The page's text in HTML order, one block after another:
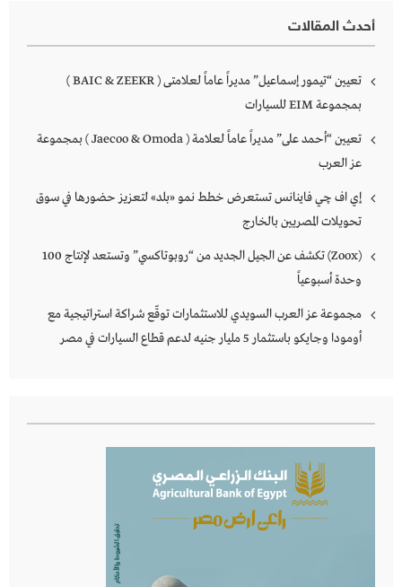
أحدث المقالات
تعيين “تيمور إسماعيل” مديراً عاماً لعلامتى ( BAIC & ZEEKR )
بمجموعة EIM للسيارات
تعيين “أحمد على” مديراً عاماً لعلامة ( Jaecoo & Omoda ) بمجموعة
عز العرب
إي اف چي فاينانس تستعرض خطط نمو «بلد» لتعزيز حضورها في سوق
تحويلات المصريين بالخارج
(Zoox) تكشف عن الجيل الجديد من “روبوتاكسي” وتستعد لإنتاج 100
وحدة أسبوعياً
مجموعة عز العرب السويدي للاستثمارات توقّع شراكة استراتيجية مع
أومودا وجايكو باستثمار 5 مليار جنيه لدعم قطاع السيارات في مصر